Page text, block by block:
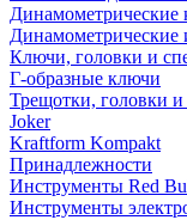
Динамометрические
Динамометрические
Ключи, головки и
Г-образные ключи
Трещотки, головки
Joker
Kraftform Kompakt
Принадлежности
Инструменты Red
Инструменты